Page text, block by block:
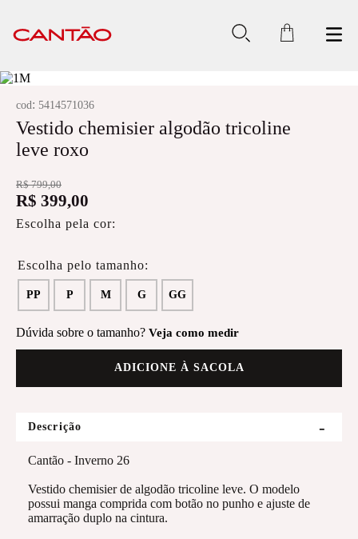
cod: 5414571036
Vestido chemisier algodão tricoline
leve roxo
R$ 799,00
R$ 399,00
Escolha pela cor:
PP P M G GG
Dúvida sobre o tamanho? Veja como medir
ADICIONE À SACOLA
Descrição
Cantão - Inverno 26
Vestido chemisier de algodão tricoline leve. O modelo
possui manga comprida com botão no punho e ajuste de
amarração duplo na cintura.